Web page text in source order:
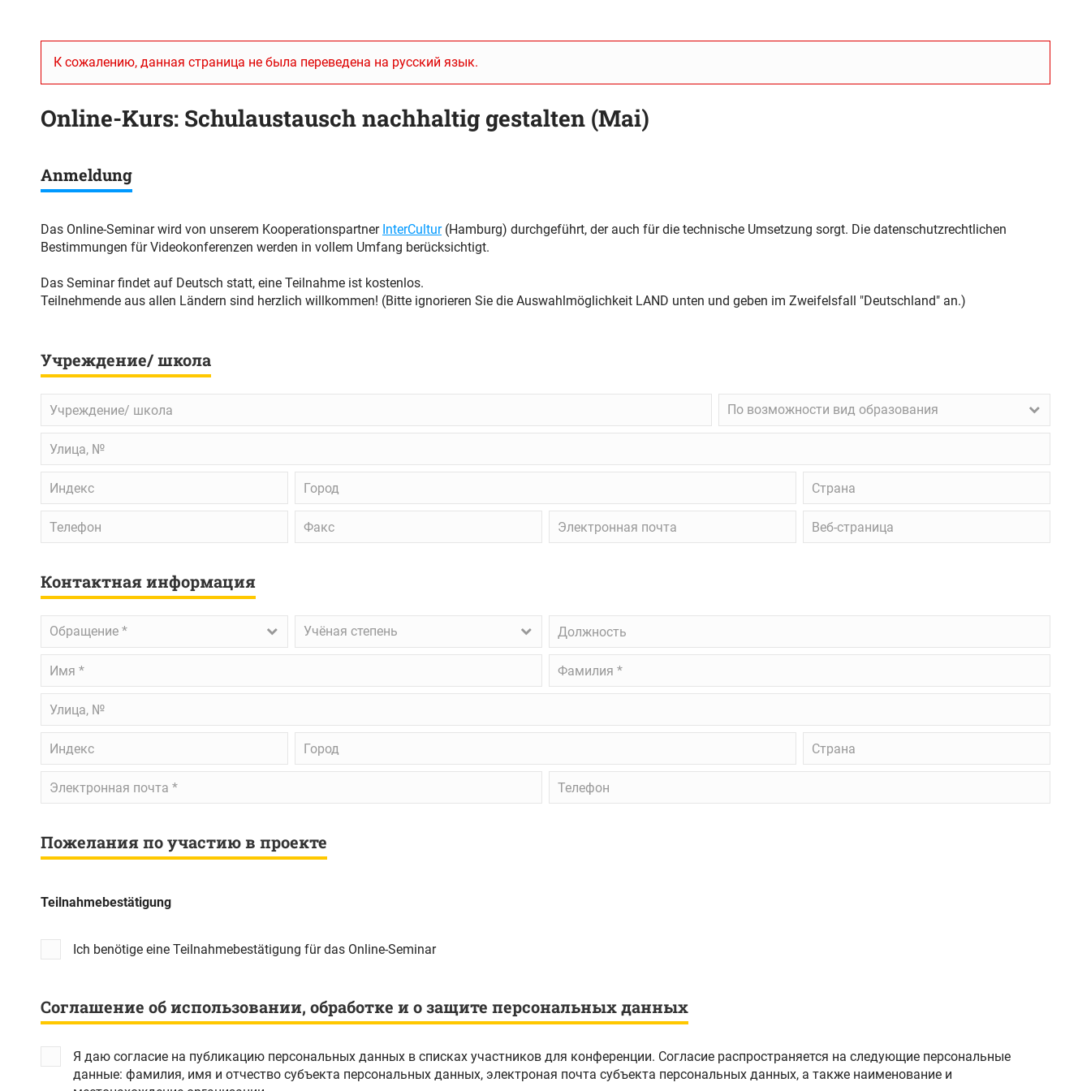
К сожалению, данная страница не была переведена на русский язык.
Online-Kurs: Schulaustausch nachhaltig gestalten (Mai)
Anmeldung
Das Online-Seminar wird von unserem Kooperationspartner InterCultur(Hamburg) durchgeführt, der auch für die technische Umsetzung sorgt. Die datenschutzrechtlichen
Bestimmungen für Videokonferenzen werden in vollem Umfang berücksichtigt.
Das Seminar findet auf Deutsch statt, eine Teilnahme ist kostenlos.
Teilnehmende aus allen Ländern sind herzlich willkommen! (Bitte ignorieren Sie die Auswahlmöglichkeit LAND unten und geben im Zweifelsfall "Deutschland" an.)
Учреждение/ школа
Учреждение/
школа
По
возможности
вид
По возможности вид образования
Улица,
№
Индекс
Город Страна
Телефон Факс
Электронная
почта
Веб-
страница
Контактная информация
Обращение
Обращение *
Учёная
степень
Учёная степень
Должность
Имя Фамилия
Улица,
№
Индекс
Город Страна
Электронная
почта*
Телефон
Пожелания по участию в проекте
Teilnahmebestätigung
Ich benötige eine Teilnahmebestätigung für das Online-Seminar
Соглашение об использовании, обработке и о защите персональных данных
Я даю согласие на публикацию персональных данных в списках участников для конференции. Согласие распространяется на следующие персональные
данные: фамилия, имя и отчество субъекта персональных данных, электроная почта субъекта персональных данных, а также наименование и